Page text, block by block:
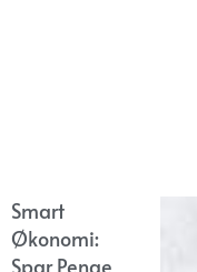
Smart
Økonomi:
Spar Penge